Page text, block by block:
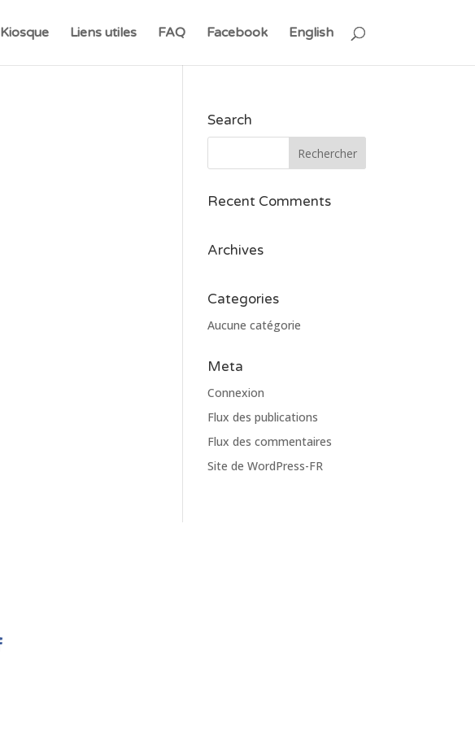
Kiosque Liens utiles FAQ Facebook English
Search
Recent Comments
Archives
Categories
Aucune catégorie
Meta
Connexion
Flux des publications
Flux des commentaires
Site de WordPress-FR